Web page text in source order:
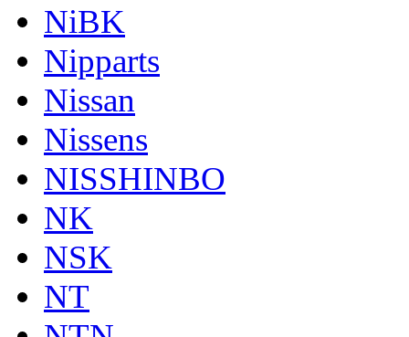
NiBK
Nipparts
Nissan
Nissens
NISSHINBO
NK
NSK
NT